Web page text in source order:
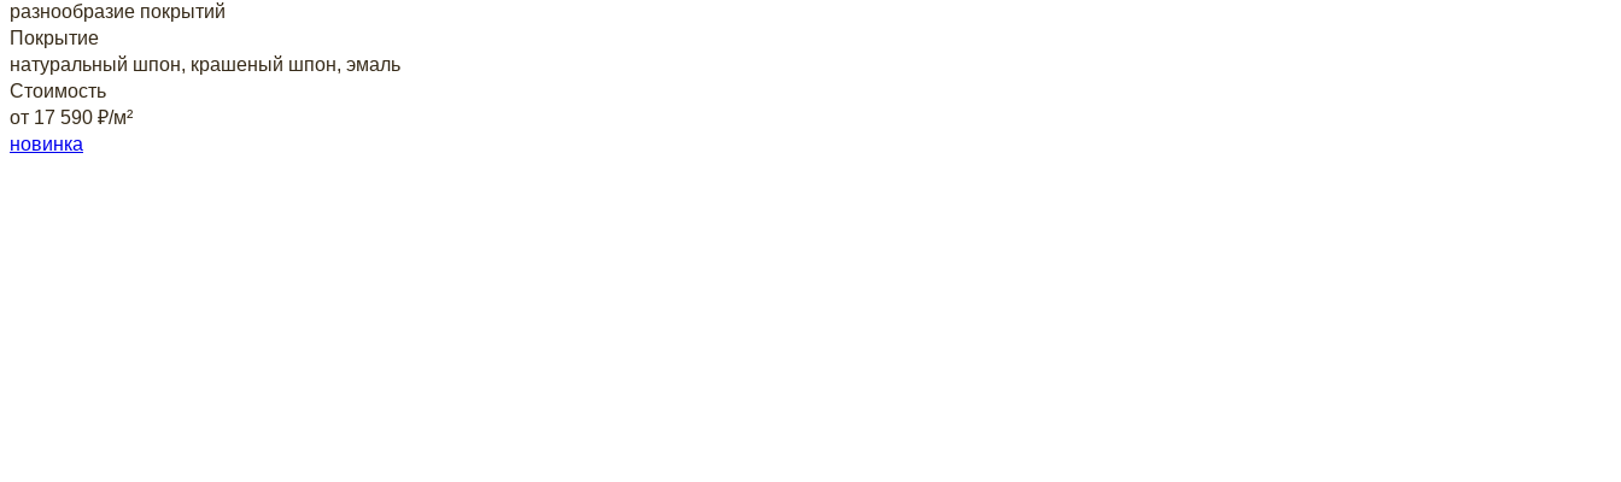
разнообразие покрытий
Покрытие
натуральный шпон, крашеный шпон, эмаль
Стоимость
от 17 590 ₽/м²
новинка